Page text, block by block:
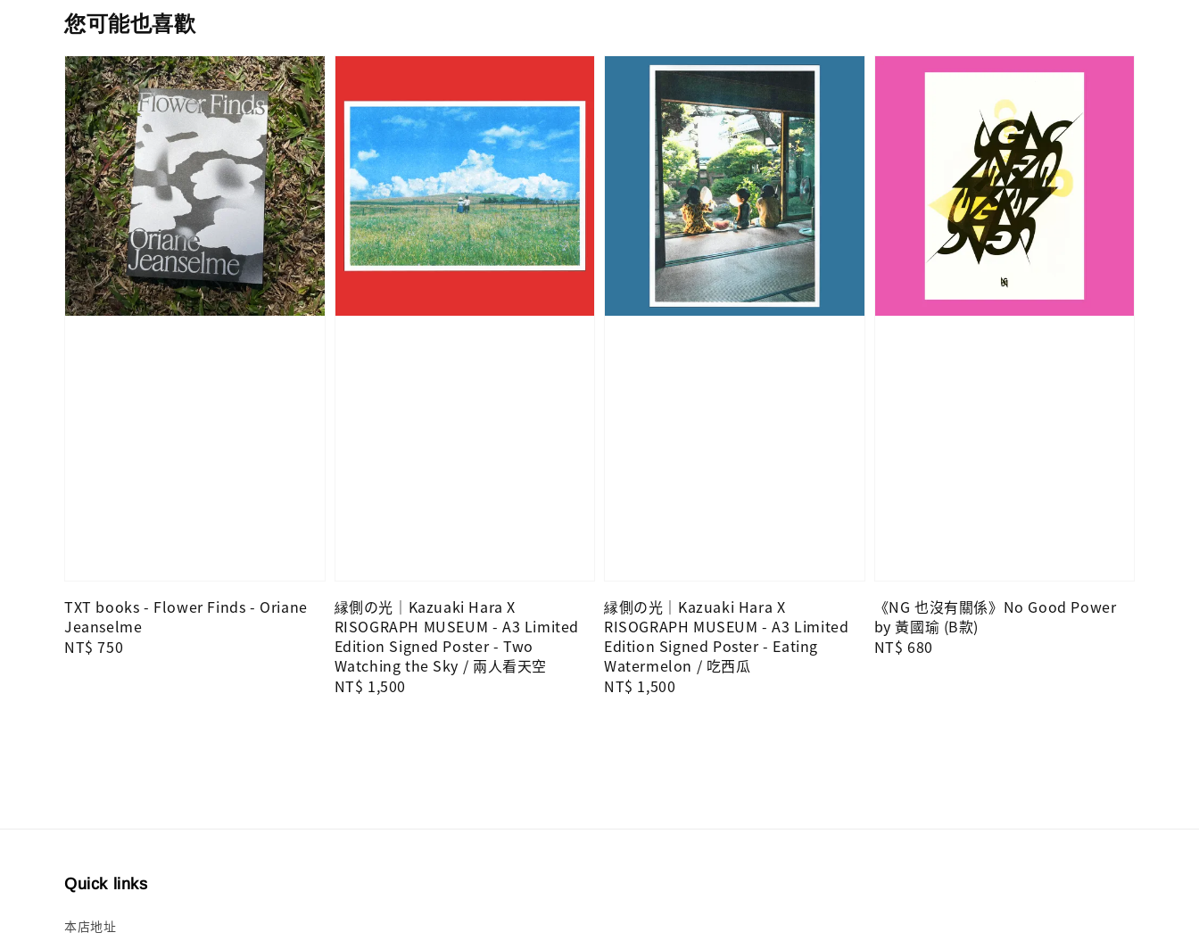
您可能也喜歡
TXT books - Flower Finds - Oriane
Jeanselme
Regular
NT$ 750
縁側の光｜Kazuaki Hara X
RISOGRAPH MUSEUM - A3 Limited
Edition Signed Poster - Two
Watching the Sky / 兩人看天空
Regular
NT$ 1,500
縁側の光｜Kazuaki Hara X
RISOGRAPH MUSEUM - A3 Limited
Edition Signed Poster - Eating
Watermelon / 吃西瓜
Regular
NT$ 1,500
《NG 也沒有關係》No Good Power
by 黃國瑜 (B款)
Regular
NT$ 680
Quick links
本店地址